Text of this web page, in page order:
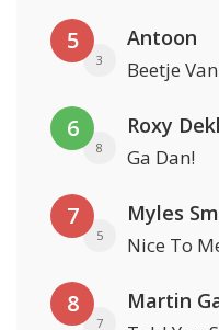
5
3
Antoon
Beetje
6
8
Roxy
Ga Dan!
7
5
Myles
Nice To
8
7
Martin